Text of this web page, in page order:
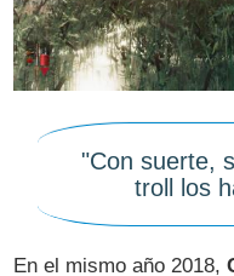
"Con suerte,
troll los
En el mismo año 2018,